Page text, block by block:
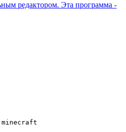
редактором. Эта программа -